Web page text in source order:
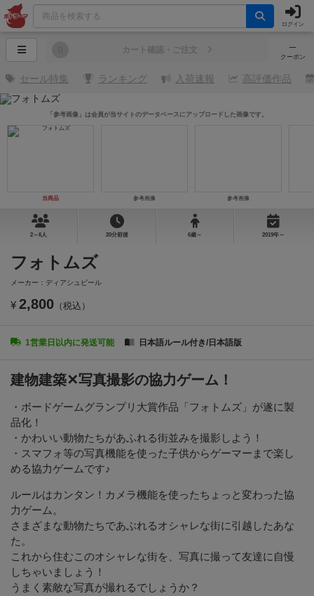
ログイン
─
クーポン
カート確認・ご注文
セール特集 ランキング 入荷速報 高評価作品
当商品 参考画像 参考画像
「参考画像」は会員が当サイトのデータベースにアップロードした画像です。
2～6人 20分前後 6歳～ 2019年～
フォトムズ
メーカー：ディアシュピール
¥ 2,800 （税込）
1営業日以内に発送可能 日本語ルール付き/日本語版
建物建築✕写真撮影の協力ゲーム！
・ボードゲームグランプリ大賞作品「フォトムズ」が遂に製
品化！
・かわいい動物たちがあふれる街並みを撮影しよう！
・スマフォ等の写真機能を使った子供からゲーマーまで楽し
める協力ゲームです♪
ルールはカンタン！カメラ機能を使ったちょっと変わった協
力ゲーム。
さまざまな動物たちであぶれるオシャレな街に引越したあな
た。
これから住むこのオシャレな街を、写真に撮って友達に自慢
しちゃいましょう！
うまく素敵な写真が撮れるでしょうか？